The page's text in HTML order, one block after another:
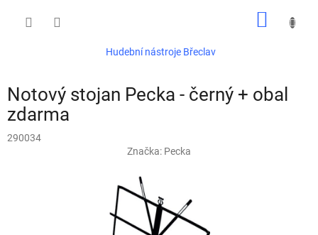
Hudební nástroje Břeclav
Notový stojan Pecka - černý + obal
zdarma
290034
Značka: Pecka